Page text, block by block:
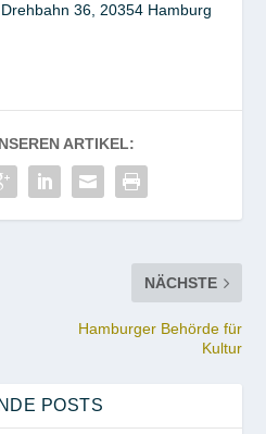
Drehbahn 36, 20354 Hamburg
ARTIKEL:
NÄCHSTE
Hamburger Behörde für
Kultur
POSTS